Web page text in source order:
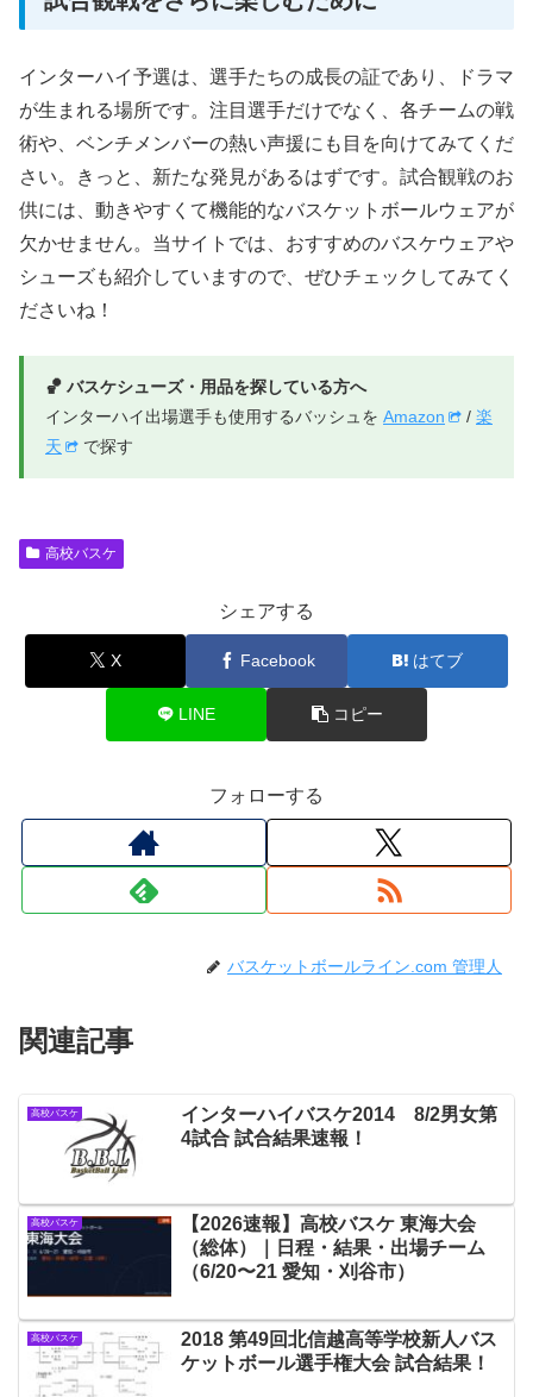
インターハイ予選は、選手たちの成長の証であり、ドラマ
が生まれる場所です。注目選手だけでなく、各チームの戦
術や、ベンチメンバーの熱い声援にも目を向けてみてくだ
さい。きっと、新たな発見があるはずです。試合観戦のお
供には、動きやすくて機能的なバスケットボールウェアが
欠かせません。当サイトでは、おすすめのバスケウェアや
シューズも紹介していますので、ぜひチェックしてみてく
ださいね！
🏀 バスケシューズ・用品を探している方へ
インターハイ出場選手も使用するバッシュを Amazon / 楽
天
で探す
高校バスケ
シェアする
X Facebook はてブ
LINE コピー
フォローする
バスケットボールライン.com 管理人
関連記事
高校バスケ
インターハイバスケ2014 8/2男女第
4試合 試合結果速報！
高校バスケ
【2026速報】高校バスケ 東海大会
（総体）｜日程・結果・出場チーム
（6/20〜21 愛知・刈谷市）
高校バスケ
2018 第49回北信越高等学校新人バス
ケットボール選手権大会 試合結果！